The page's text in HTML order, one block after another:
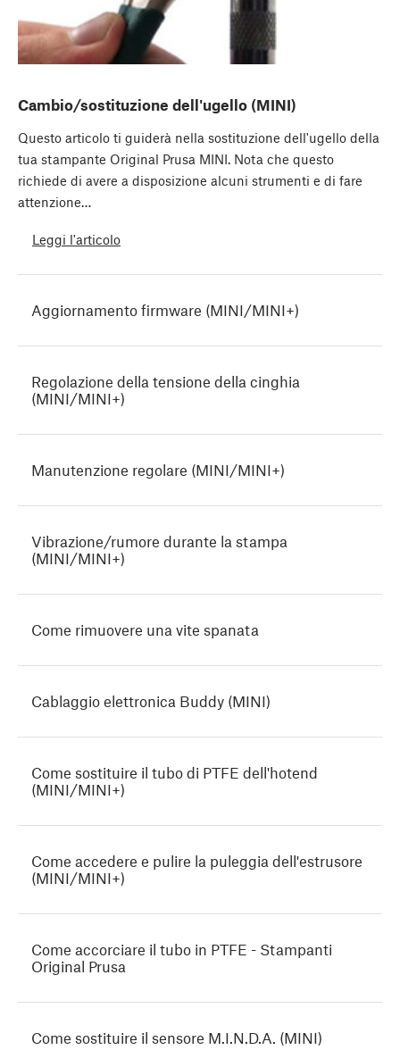
Cambio/sostituzione dell'ugello (MINI)
Questo articolo ti guiderà nella sostituzione dell'ugello della
tua stampante Original Prusa MINI. Nota che questo
richiede di avere a disposizione alcuni strumenti e di fare
attenzione…
Leggi l'articolo
Aggiornamento firmware (MINI/MINI+)
Regolazione della tensione della cinghia
(MINI/MINI+)
Manutenzione regolare (MINI/MINI+)
Vibrazione/rumore durante la stampa
(MINI/MINI+)
Come rimuovere una vite spanata
Cablaggio elettronica Buddy (MINI)
Come sostituire il tubo di PTFE dell'hotend
(MINI/MINI+)
Come accedere e pulire la puleggia dell'estrusore
(MINI/MINI+)
Come accorciare il tubo in PTFE - Stampanti
Original Prusa
Come sostituire il sensore M.I.N.D.A. (MINI)